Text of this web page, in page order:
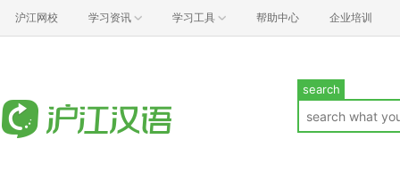
沪江网校 学习资讯 学习工具 帮助中心 企业培训
search